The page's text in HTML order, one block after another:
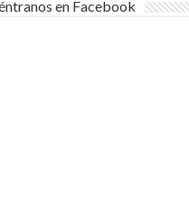
en Facebook